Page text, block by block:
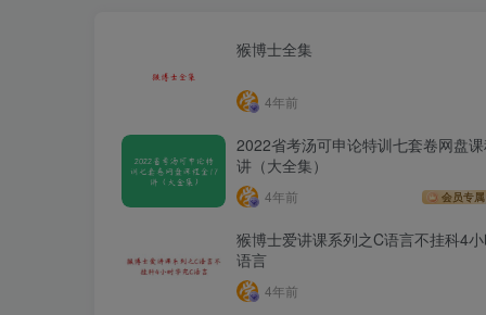
猴博士全集
4年前
2022省考汤可申论特训七套卷网盘
讲（大全集）
4年前 会员专属
猴博士爱讲课系列之C语言不挂科4
语言
4年前